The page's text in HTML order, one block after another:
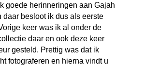
goede herinneringen aan Gajah
daar besloot ik dus als eerste
keer was ik al onder de
daar en ook deze keer
gesteld. Prettig was dat ik
fotograferen en hierna vindt u